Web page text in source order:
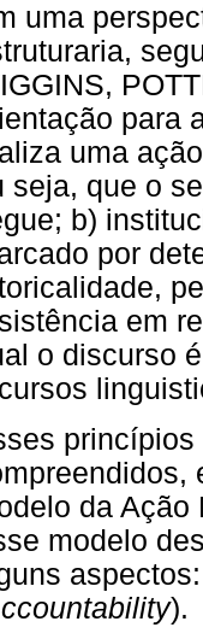
uma
para
uma
seja, que o
b)
por
em
o discurso
da Ação
modelo
).